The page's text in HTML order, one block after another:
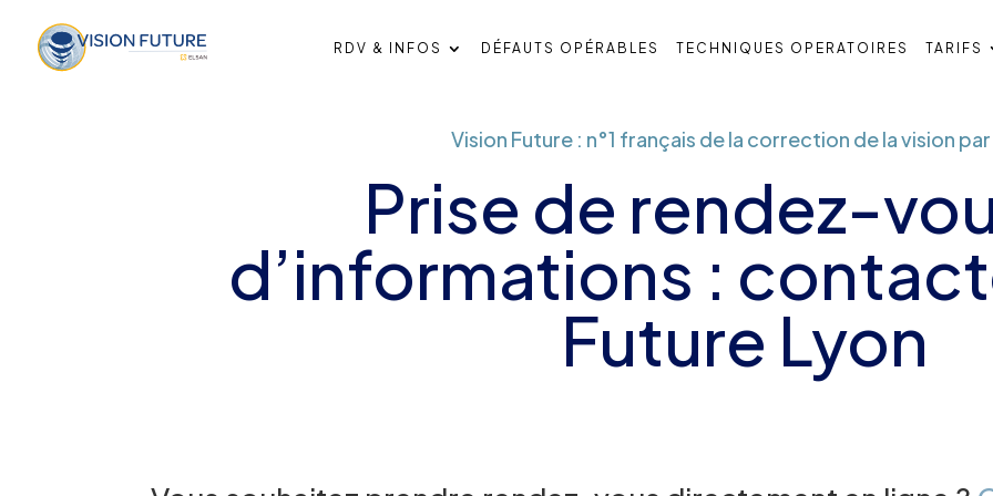
RDV & INFOS DÉFAUTS OPÉRABLES TECHNIQUES OPERATOIRES TARIFS
Vision Future : n°1 français de la correction de la vision
Prise de rendez-
d’informations :
Future Lyon